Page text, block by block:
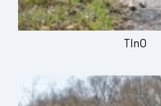
TInO